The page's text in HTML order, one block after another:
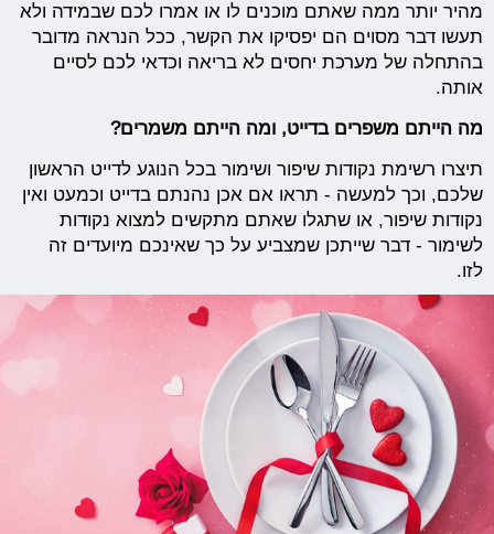
מהיר יותר ממה שאתם מוכנים לו או אמרו לכם שבמידה ולא
תעשו דבר מסוים הם יפסיקו את הקשר, ככל הנראה מדובר
בהתחלה של מערכת יחסים לא בריאה וכדאי לכם לסיים
אותה.
מה הייתם משפרים בדייט, ומה הייתם משמרים?
תיצרו רשימת נקודות שיפור ושימור בכל הנוגע לדייט הראשון
שלכם, וכך למעשה - תראו אם אכן נהנתם בדייט וכמעט ואין
נקודות שיפור, או שתגלו שאתם מתקשים למצוא נקודות
לשימור - דבר שייתכן שמצביע על כך שאינכם מיועדים זה
לזו.